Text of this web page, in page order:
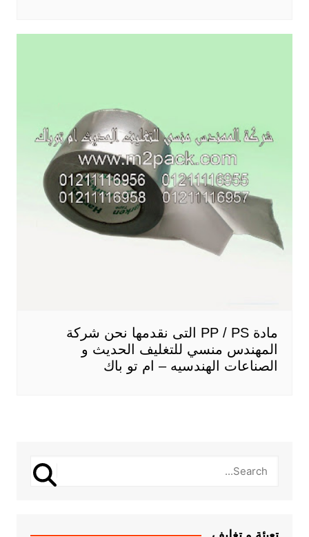
مادة PP / PS التى نقدمها نحن شركة
المهندس منسي للتغليف الحديث و
الصناعات الهندسيه – ام تو باك